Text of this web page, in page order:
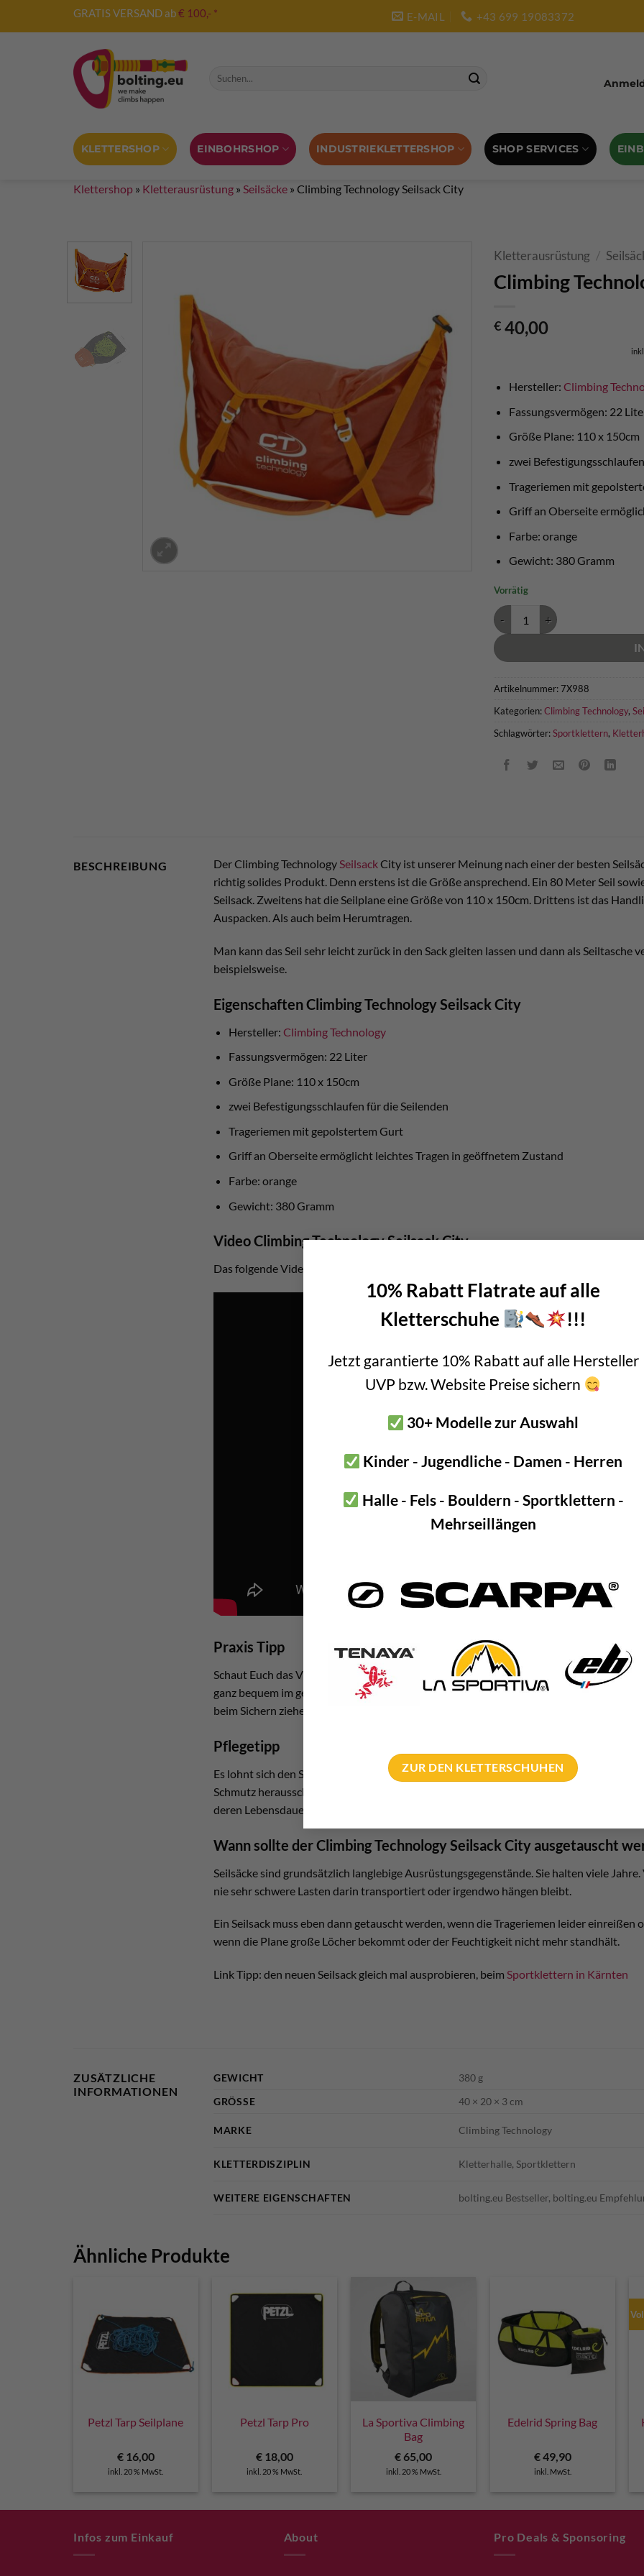
10% Rabatt Flatrate auf alle
Kletterschuhe
!!!
Jetzt garantierte 10% Rabatt auf alle Hersteller
UVP bzw. Website Preise sichern
30+ Modelle zur Auswahl
Kinder - Jugendliche - Damen - Herren
Halle - Fels - Bouldern - Sportklettern -
Mehrseillängen
ZUR DEN KLETTERSCHUHEN
GRATIS VERSAND ab€ 100,- * E-MAIL +43 699 19083372
Suche nach:
KLETTERSHOP EINBOHRSHOP INDUSTRIEKLETTERSHOP SHOP SERVICES
Klettershop » Kletterausrüstung » Seilsäcke » Climbing Technology Seilsack City
Kletterausrüstung /
Climbing
€ 40,00
Hersteller: Climbing
Fassungsvermögen: 22
Größe Plane: 110 x 150cm
zwei
Trageriemen mit
Griff an Oberseite
Farbe: orange
Gewicht: 380 Gramm
Vorrätig
Climbing Technology Seilsack
Artikelnummer:7X988
Kategorien:Climbing Technology,
Schlagwörter:Sportklettern,
BESCHREIBUNG Der Climbing TechnologySeilsackCity ist unserer Meinung nach einer der besten
richtig solides Produkt. Denn erstens ist die Größe ansprechend. Ein 80 Meter Seil
Seilsack. Zweitens hat die Seilplane eine Größe von 110 x 150cm. Drittens ist das
Auspacken. Als auch beim Herumtragen.
Man kann das Seil sehr leicht zurück in den Sack gleiten lassen und dann als
beispielsweise.
Eigenschaften Climbing Technology Seilsack City
Hersteller: Climbing Technology
Fassungsvermögen: 22 Liter
Größe Plane: 110 x 150cm
zwei Befestigungsschlaufen für die Seilenden
Trageriemen mit gepolstertem Gurt
Griff an Oberseite ermöglicht leichtes Tragen in geöffnetem Zustand
Farbe: orange
Gewicht: 380 Gramm
Video Climbing Technology Seilsack City
Das folgende Video stellt den Seilsack näher vor:
Praxis Tipp
Schaut Euch das Video oben genau an. Dort ist klar zu sehen wie die beste Methode
ganz bequem im geöffneten Zustand von Route zu Route tragen. Wer will, kann den
beim Sichern ziehen.
Pflegetipp
Es lohnt sich den Seilsack sowie das Seil in regelmäßigen Abständen zu waschen. Den
Schmutz herausschütteln. Das verhindert ein Eindringen durch den Seilmantel ins
deren Lebensdauer. Ist der Seilsack extrem verdreckt, dann einfach mal mit dem
Wann sollte der Climbing Technology Seilsack City ausgetauscht
Seilsäcke sind grundsätzlich langlebige Ausrüstungsgegenstände. Sie halten viele
nie sehr schwere Lasten darin transportiert oder irgendwo hängen bleibt.
Ein Seilsack muss eben dann getauscht werden, wenn die Trageriemen leider
wenn die Plane große Löcher bekommt oder der Feuchtigkeit nicht mehr standhält.
Link Tipp: den neuen Seilsack gleich mal ausprobieren, beim Sportklettern in Kärnten
ZUSÄTZLICHE
INFORMATIONEN
GEWICHT
380 g
GRÖSSE
40 × 20 × 3 cm
MARKE Climbing Technology
KLETTERDISZIPLIN Kletterhalle, Sportklettern
WEITERE EIGENSCHAFTEN bolting.eu Bestseller, bolting.eu
Ähnliche Produkte
Petzl Tarp Seilplane
€16,00
inkl. 20 % MwSt.
Petzl Tarp Pro
€18,00
inkl. 20 % MwSt.
La Sportiva Climbing
Bag
€65,00
inkl. 20 % MwSt.
Edelrid Spring Bag
€49,90
inkl. MwSt.
Infos zum Einkauf About Pro Deals & Sponsoring